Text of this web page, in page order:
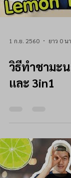
1 ก.ย. 2560 ยาว 0 น
วิธีทำชามะน
และ 3in1